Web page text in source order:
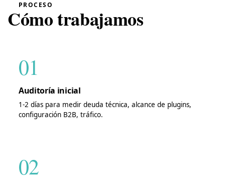
PROCESO
Cómo trabajamos
01
Auditoría inicial
1-2 días para medir deuda técnica, alcance de plugins,
configuración B2B, tráfico.
02